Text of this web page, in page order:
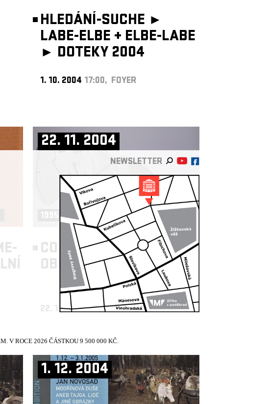
HLEDÁNÍ-SUCHE ►
LABE-ELBE + ELBE-LABE
► DOTEKY 2004
1. 10. 2004 17:00, FOYER
22. 11. 2004
1995 - 2020 VÝSTAVY, A GALERIE ►
CO NA SRDCI TO NA
OBRÁZKU
22. 11. 2004 00:00, A-GALERIE
1. 12. 2004
NEWSLETTER
V ROCE 2026 ČÁSTKOU 9 500 000 KČ.